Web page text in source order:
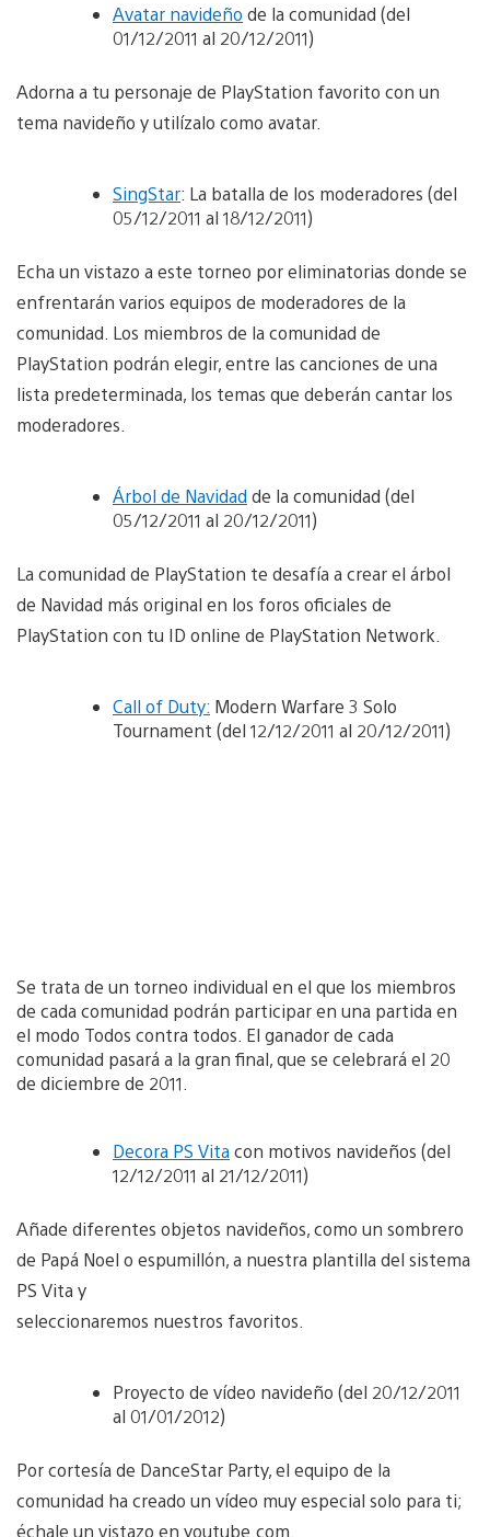
Avatar navideño de la comunidad (del
01/12/2011 al 20/12/2011)
Adorna a tu personaje de PlayStation favorito con un
tema navideño y utilízalo como avatar.
SingStar: La batalla de los moderadores (del
05/12/2011 al 18/12/2011)
Echa un vistazo a este torneo por eliminatorias donde se
enfrentarán varios equipos de moderadores de la
comunidad. Los miembros de la comunidad de
PlayStation podrán elegir, entre las canciones de una
lista predeterminada, los temas que deberán cantar los
moderadores.
Árbol de Navidad de la comunidad (del
05/12/2011 al 20/12/2011)
La comunidad de PlayStation te desafía a crear el árbol
de Navidad más original en los foros oficiales de
PlayStation con tu ID online de PlayStation Network.
Call of Duty: Modern Warfare 3 Solo
Tournament (del 12/12/2011 al 20/12/2011)
Se trata de un torneo individual en el que los miembros
de cada comunidad podrán participar en una partida en
el modo Todos contra todos. El ganador de cada
comunidad pasará a la gran final, que se celebrará el 20
de diciembre de 2011.
Decora PS Vitacon motivos navideños (del
12/12/2011 al 21/12/2011)
Añade diferentes objetos navideños, como un sombrero
de Papá Noel o espumillón, a nuestra plantilla del sistema
PS Vita y
seleccionaremos nuestros favoritos.
Proyecto de vídeo navideño (del 20/12/2011
al 01/01/2012)
Por cortesía de DanceStar Party, el equipo de la
comunidad ha creado un vídeo muy especial solo para ti;
échale un vistazo en youtube.com.